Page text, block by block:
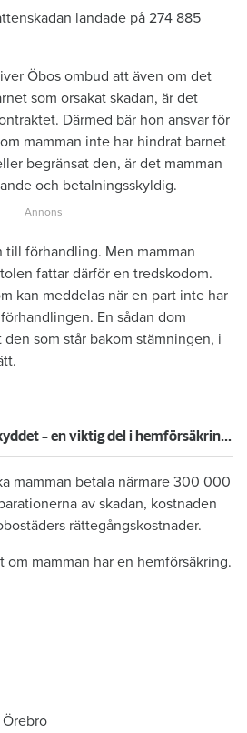
landade på 274 885
Öbos ombud att även om det
som orsakat skadan, är det
Därmed bär hon ansvar för
mamman inte har hindrat barnet
begränsat den, är det mamman
och betalningsskyldig.
till förhandling. Men mamman
fattar därför en tredskodom.
kan meddelas när en part inte har
En sådan dom
som står bakom stämningen, i
Ansvarsskyddet – en viktig del i hemförsäkringen
mamman betala närmare 300 000
av skadan, kostnaden
rättegångskostnader.
om mamman har en hemförsäkring.
Örebro